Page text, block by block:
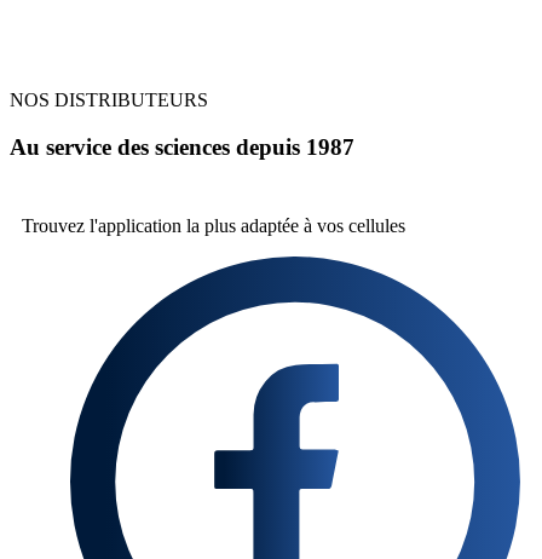
NOS DISTRIBUTEURS
Au service des sciences depuis 1987
Trouvez l'application la plus adaptée à vos cellules